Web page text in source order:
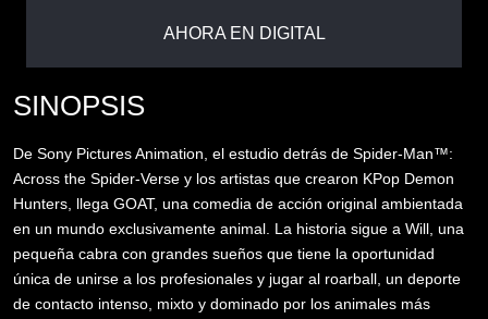
AHORA EN DIGITAL
SINOPSIS
De Sony Pictures Animation, el estudio detrás de Spider-Man™:
Across the Spider-Verse y los artistas que crearon KPop Demon
Hunters, llega GOAT, una comedia de acción original ambientada
en un mundo exclusivamente animal. La historia sigue a Will, una
pequeña cabra con grandes sueños que tiene la oportunidad
única de unirse a los profesionales y jugar al roarball, un deporte
de contacto intenso, mixto y dominado por los animales más